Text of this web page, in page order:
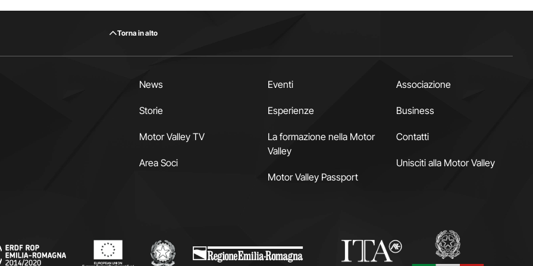
Torna in alto
News
Storie
Motor Valley TV
Area Soci
Eventi
Esperienze
La formazione nella Motor
Valley
Motor Valley Passport
Associazione
Business
Contatti
Unisciti alla Motor Valley